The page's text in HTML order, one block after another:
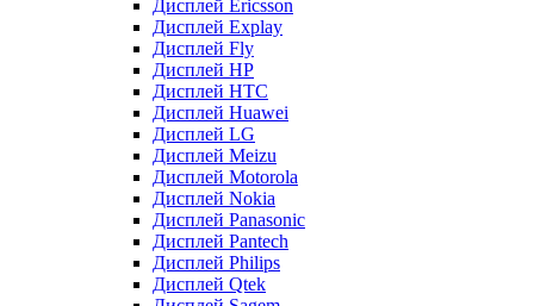
Дисплей Ericsson
Дисплей Explay
Дисплей Fly
Дисплей HP
Дисплей HTC
Дисплей Huawei
Дисплей LG
Дисплей Meizu
Дисплей Motorola
Дисплей Nokia
Дисплей Panasonic
Дисплей Pantech
Дисплей Philips
Дисплей Qtek